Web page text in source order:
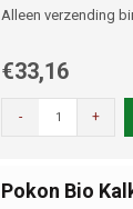
Alleen verzending
€33,16
- +
Pokon Bio